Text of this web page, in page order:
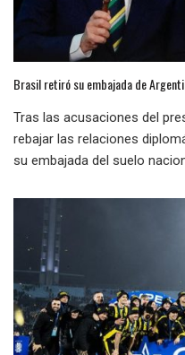
Brasil retiró su embajada de
Tras las acusaciones del
rebajar las relaciones
su embajada del suelo